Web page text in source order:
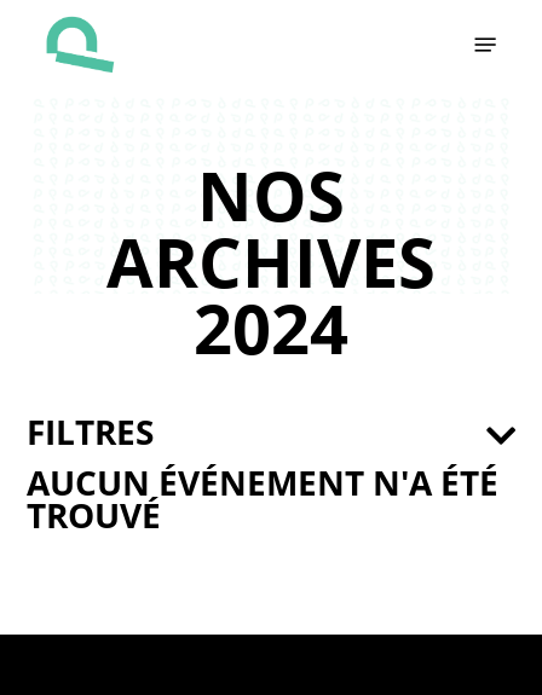
NOS
ARCHIVES
2024
AUCUN ÉVÉNEMENT N'A ÉTÉ
TROUVÉ
FILTRES